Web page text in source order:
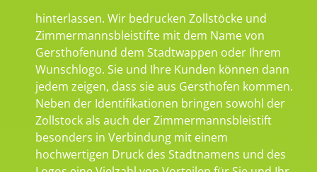
hinterlassen. Wir bedrucken Zollstöcke und
Zimmermannsbleistifte mit dem Name von
Gersthofenund dem Stadtwappen oder Ihrem
Wunschlogo. Sie und Ihre Kunden können dann
jedem zeigen, dass sie aus Gersthofen kommen.
Neben der Identifikationen bringen sowohl der
Zollstock als auch der Zimmermannsbleistift
besonders in Verbindung mit einem
hochwertigen Druck des Stadtnamens und des